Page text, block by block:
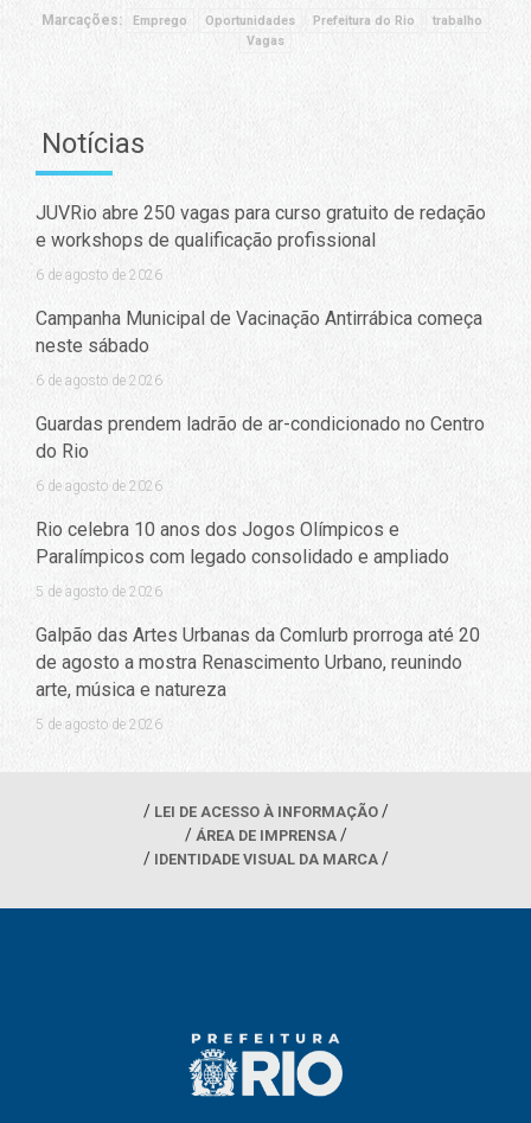
Marcações: Emprego Oportunidades Prefeitura do Rio
trabalho
Vagas
Notícias
JUVRio abre 250 vagas para curso gratuito de redação
e workshops de qualificação profissional
6 de agosto de 2026
Campanha Municipal de Vacinação Antirrábica começa
neste sábado
6 de agosto de 2026
Guardas prendem ladrão de ar-condicionado no Centro
do Rio
6 de agosto de 2026
Rio celebra 10 anos dos Jogos Olímpicos e
Paralímpicos com legado consolidado e ampliado
5 de agosto de 2026
Galpão das Artes Urbanas da Comlurb prorroga até 20
de agosto a mostra Renascimento Urbano, reunindo
arte, música e natureza
5 de agosto de 2026
LEI DE ACESSO À INFORMAÇÃO
ÁREA DE IMPRENSA
IDENTIDADE VISUAL DA MARCA